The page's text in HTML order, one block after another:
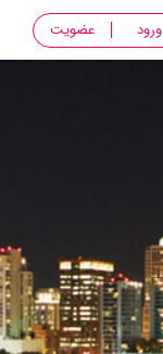
ورود عضویت